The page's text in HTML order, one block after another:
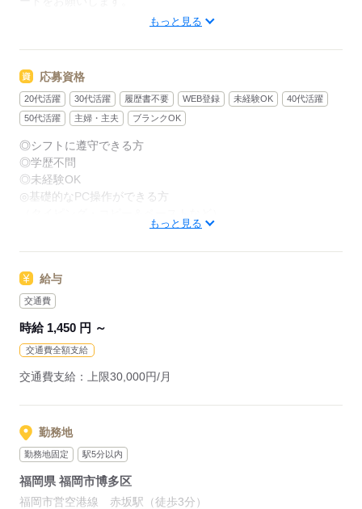
・電話・メールでのお問い合わせ対応（発信業務を含む）
・集荷日の変更や到着日確認、商品破損時の対応
・寄附キャンセルや情報変更 等
業務量について
繁忙期（年末など）：1日30件以上
閑散期（通常時）：1日10件以下 → メール対応がメイン
閑散期と繁忙期で電話本数がかなり変わりますが、
閑散期は、かなり落ち着いた現場になります（#＾.＾#）
興味のある方は、ぜひご応募ください！
もっと見る
応募資格
20代活躍 30代活躍 履歴書不要 WEB登録 未経験OK
40代活躍
50代活躍
主婦・主夫 ブランクOK
◎シフトに遵守できる方
◎学歴不問
◎未経験OK
◎基礎的なPC操作ができる方
もっと見る
給与
交通費
時給 1,450 円 ～
交通費全額支給
交通費支給：上限30,000円/月
勤務地
勤務地固定 駅5分以内
福岡県 福岡市博多区
福岡市営空港線 赤坂駅（徒歩3分）